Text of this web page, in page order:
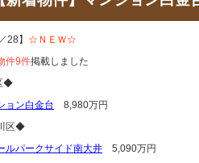
28】 ☆ＮＥＷ☆
件9件掲載しました
◆
ョン白金台 8,980万円
区◆
ルパークサイド南大井 5,090万円